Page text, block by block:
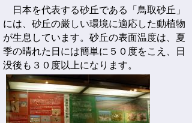
日本を代表する砂丘である「鳥取砂丘」
には、砂丘の厳しい環境に適応した動植物
が生息しています。砂丘の表面温度は、夏
季の晴れた日には簡単に５０度をこえ、日
没後も３０度以上になります。